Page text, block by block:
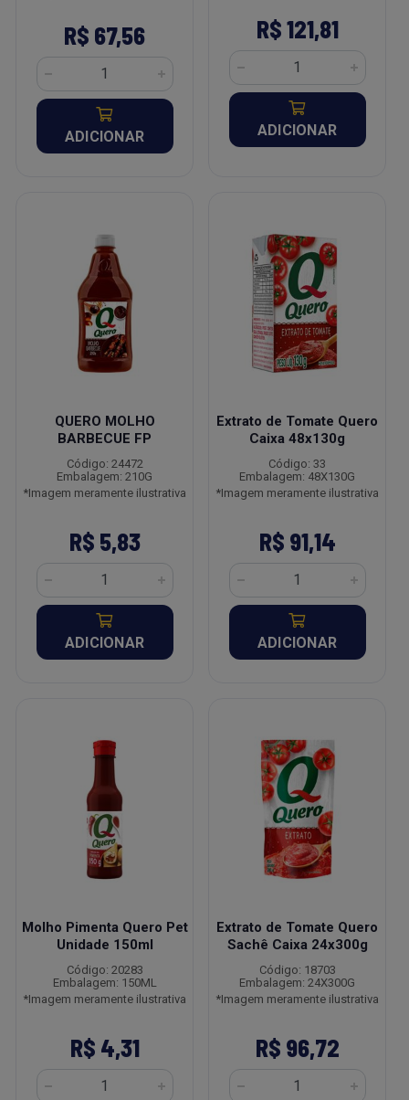
R$ 67,56
ADICIONAR
R$ 121,81
ADICIONAR
QUERO MOLHO
BARBECUE FP
Código: 24472
Embalagem: 210G
*Imagem meramente ilustrativa
R$ 5,83
ADICIONAR
Extrato de Tomate Quero
Caixa 48x130g
Código: 33
Embalagem: 48X130G
*Imagem meramente ilustrativa
R$ 91,14
ADICIONAR
Molho Pimenta Quero Pet
Unidade 150ml
Código: 20283
Embalagem: 150ML
*Imagem meramente ilustrativa
R$ 4,31
Extrato de Tomate Quero
Sachê Caixa 24x300g
Código: 18703
Embalagem: 24X300G
*Imagem meramente ilustrativa
R$ 96,72